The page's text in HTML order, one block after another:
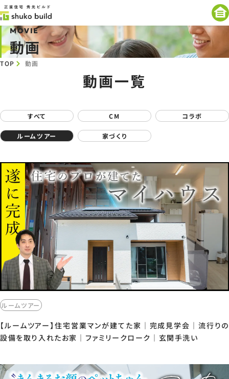
MOVIE
動画
TOP 動画
動画一覧
すべて CM コラボ
ルームツアー 家づくり
ルームツアー
【ルームツアー】住宅営業マンが建てた家｜完成見学会｜流行りの
設備を取り入れたお家｜ファミリークローク｜玄関手洗い